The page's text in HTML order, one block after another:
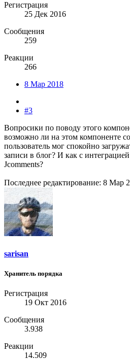
Регистрация
25 Дек 2016
Сообщения
259
Реакции
266
8 Мар 2018
#3
Вопросики по поводу этого
возможно ли на этом компоненте
пользователь мог спокойно
записи в блог? И как с
Jcomments?
Последнее редактирование: 8 Мар
sarisan
Хранитель порядка
Регистрация
19 Окт 2016
Сообщения
3.938
Реакции
14.509